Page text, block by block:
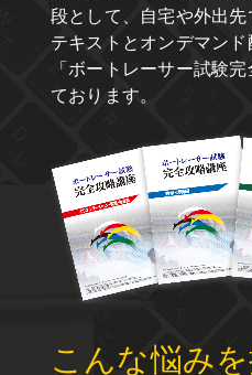
段として、自宅や外出
テキストとオンデマン
「ボートレーサー試験
ております。
こんな悩み